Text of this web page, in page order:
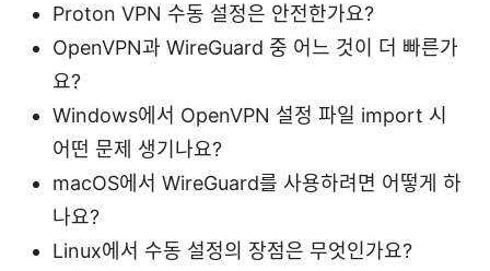
Proton VPN 수동 설정은 안전한가요?
OpenVPN과 WireGuard 중 어느 것이 더 빠른가
요?
Windows에서 OpenVPN 설정 파일 import 시
어떤 문제 생기나요?
macOS에서 WireGuard를 사용하려면 어떻게 하
나요?
Linux에서 수동 설정의 장점은 무엇인가요?